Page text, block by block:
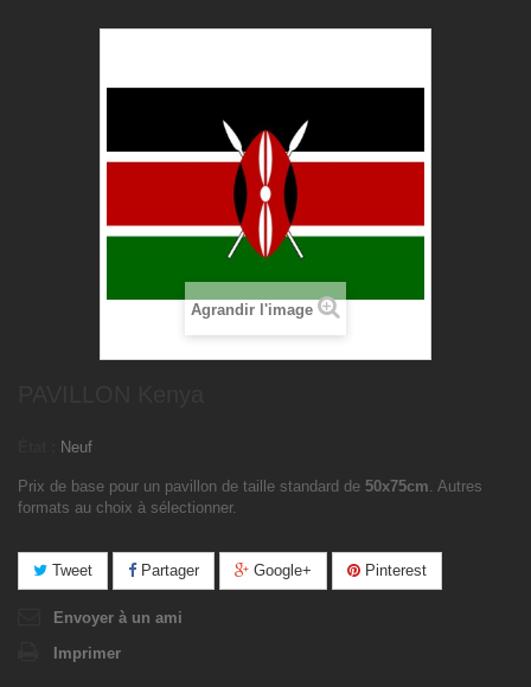
Agrandir l'image
Neuf
Prix de base pour un pavillon de taille standard de 50x75cm. Autres
formats au choix à sélectionner.
Tweet Partager Google+ Pinterest
Envoyer à un ami
Imprimer